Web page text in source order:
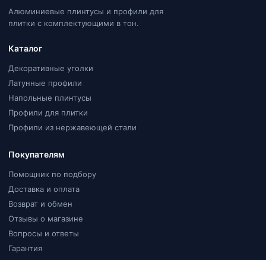
Алюминиевые плинтусы и профили для
плитки с комплектующими в тон.
Каталог
Декоративные уголки
Латунные профили
Напольные плинтусы
Профили для плитки
Профили из нержавеющей стали
Покупателям
Помощник по подбору
Доставка и оплата
Возврат и обмен
Отзывы о магазине
Вопросы и ответы
Гарантия